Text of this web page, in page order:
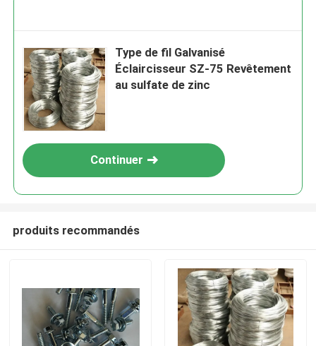
Type de fil Galvanisé
Éclaircisseur SZ-75 Revêtement
au sulfate de zinc
Continuer
produits recommandés